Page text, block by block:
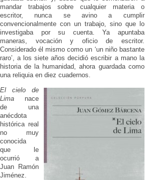
mandar trabajos sobre cualquier materia o
escritor, nunca se avino a cumplir
convencionalmente con un trabajo, sino que lo
investigaba por su cuenta. Ya apuntaba
maneras, vocación y oficio de escritor.
Considerado él mismo como un ‘un niño bastante
raro’, a los siete años decidió escribir a mano la
historia de la humanidad, ahora guardada como
una reliquia en diez cuadernos.
El cielo de
Lima nace
de una
anécdota
histórica real
no muy
conocida
que le
ocurrió a
Juan Ramón
Jiménez.